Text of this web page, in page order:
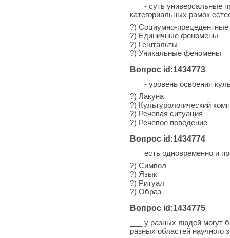
___ - суть
категориальных рамок
?) Социумно-
?) Единичные феномены
?) Гештальты
?) Уникальные феномены
Вопрос id:1434773
___ - уровень освоения
?) Лакуна
?) Культурологический
?) Речевая ситуация
?) Речевое поведение
Вопрос id:1434774
___ есть одновременно и
?) Символ
?) Язык
?) Ритуал
?) Образ
Вопрос id:1434775
___ у разных людей могут
разных областей научного